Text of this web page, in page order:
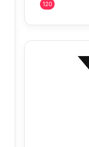
120